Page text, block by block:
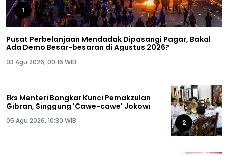
1
Pusat Perbelanjaan Mendadak Dipasangi Pagar, Bakal
Ada Demo Besar-besaran di Agustus 2026?
03 Agu 2026, 09:16 WIB
Eks Menteri Bongkar Kunci Pemakzulan
Gibran, Singgung 'Cawe-cawe' Jokowi
05 Agu 2026, 10:30 WIB 2